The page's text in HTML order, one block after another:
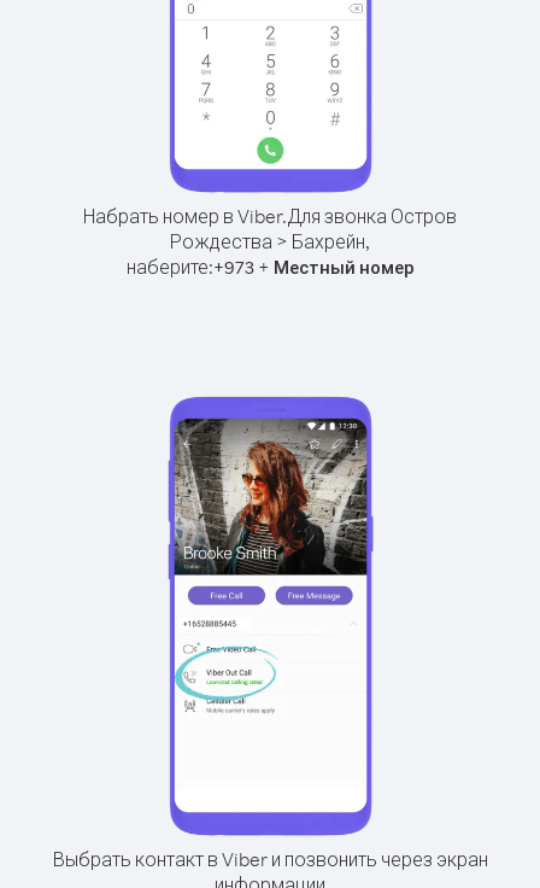
Набрать номер в Viber.Для звонка Остров
Рождества > Бахрейн,
наберите:+973+ Местный номер
Выбрать контакт в Viber и позвонить через экран